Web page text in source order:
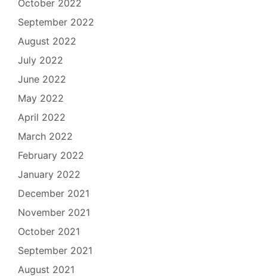
October 2022
September 2022
August 2022
July 2022
June 2022
May 2022
April 2022
March 2022
February 2022
January 2022
December 2021
November 2021
October 2021
September 2021
August 2021